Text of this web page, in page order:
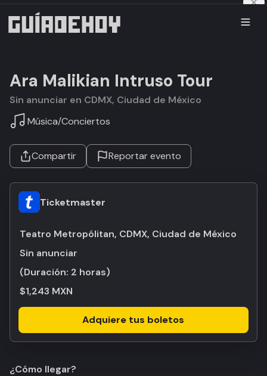
Ara Malikian Intruso Tour
Sin anunciar en CDMX, Ciudad de México
Música/Conciertos
Compartir Reportar evento
Ticketmaster
Teatro Metropólitan, CDMX, Ciudad de México
Sin anunciar
(Duración: 2 horas)
$1,243 MXN
Adquiere tus boletos
¿Cómo llegar?